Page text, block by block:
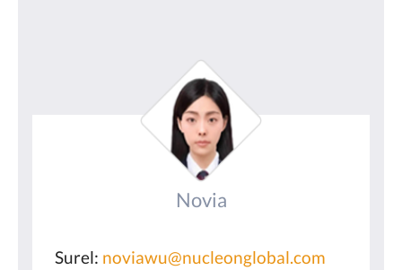
Novia
Surel: noviawu@nucleonglobal.com